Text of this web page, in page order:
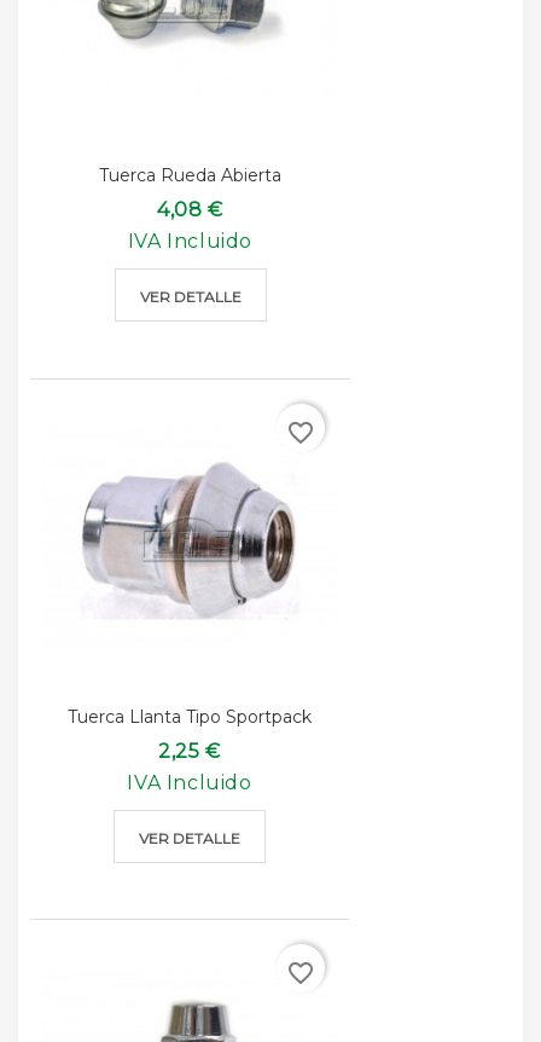
Tuerca Rueda Abierta
4,08 €
IVA Incluido
VER DETALLE
Tuerca Llanta Tipo Sportpack
2,25 €
IVA Incluido
VER DETALLE
favorite_border
favorite_border